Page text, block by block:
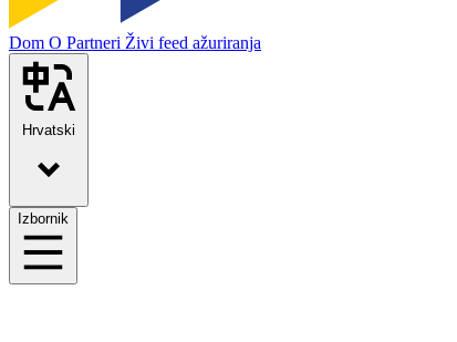
Dom O Partneri Živi feed ažuriranja
Hrvatski
Izbornik